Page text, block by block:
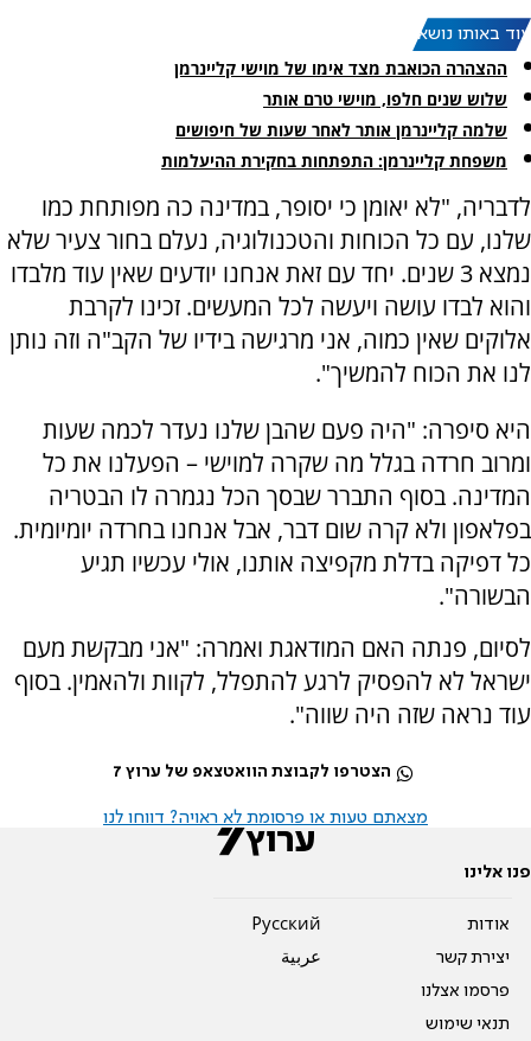
עוד באותו נושא:
ההצהרה הכואבת מצד אימו של מוישי קליינרמן
שלוש שנים חלפו, מוישי טרם אותר
שלמה קליינרמן אותר לאחר שעות של חיפושים
משפחת קליינרמן: התפתחות בחקירת ההיעלמות
לדבריה, "לא יאומן כי יסופר, במדינה כה מפותחת כמו
שלנו, עם כל הכוחות והטכנולוגיה, נעלם בחור צעיר שלא
נמצא 3 שנים. יחד עם זאת אנחנו יודעים שאין עוד מלבדו
והוא לבדו עושה ויעשה לכל המעשים. זכינו לקרבת
אלוקים שאין כמוה, אני מרגישה בידיו של הקב"ה וזה נותן
לנו את הכוח להמשיך".
היא סיפרה: "היה פעם שהבן שלנו נעדר לכמה שעות
ומרוב חרדה בגלל מה שקרה למוישי – הפעלנו את כל
המדינה. בסוף התברר שבסך הכל נגמרה לו הבטריה
בפלאפון ולא קרה שום דבר, אבל אנחנו בחרדה יומיומית.
כל דפיקה בדלת מקפיצה אותנו, אולי עכשיו תגיע
הבשורה".
לסיום, פנתה האם המודאגת ואמרה: "אני מבקשת מעם
ישראל לא להפסיק לרגע להתפלל, לקוות ולהאמין. בסוף
עוד נראה שזה היה שווה".
הצטרפו לקבוצת הוואטצאפ של ערוץ 7
מצאתם טעות או פרסומת לא ראויה? דווחו לנו
פנו אלינו
אודות
יצירת קשר
פרסמו אצלנו
תנאי שימוש
Pусский
عربية